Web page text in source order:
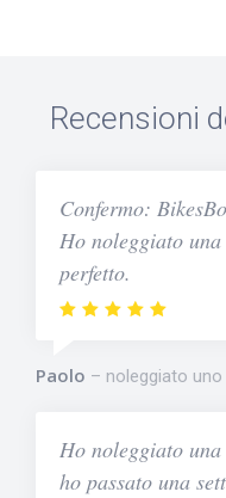
Recensioni
Confermo:
Ho noleggiato
perfetto.
Paolo noleggiato
Ho noleggiato
ho passato una